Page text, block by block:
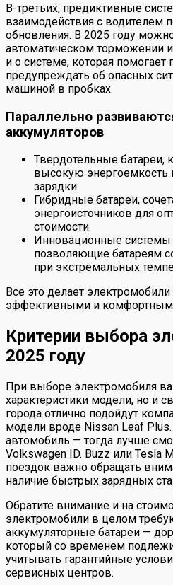
В-третьих, предиктивные
взаимодействия с водителем
обновления. В 2025 году
автоматическом торможении
и о системе, которая
предупреждать об опасных
машиной в пробках.
Параллельно
аккумуляторов
Твердотельные
высокую
зарядки.
Гибридные батареи,
энергоисточников для
стоимости.
Инновационные
позволяющие батареям
при экстремальных
Все это делает
эффективными и
Критерии выбора
2025 году
При выборе электромобиля
характеристики модели, но и
города отлично подойдут
модели вроде Nissan Leaf
автомобиль — тогда лучше
Volkswagen ID. Buzz или Tesla
поездок важно обращать
наличие быстрых зарядных
Обратите внимание и на
электромобили в целом
аккумуляторные батареи —
который со временем
учитывать гарантийные
сервисных центров.